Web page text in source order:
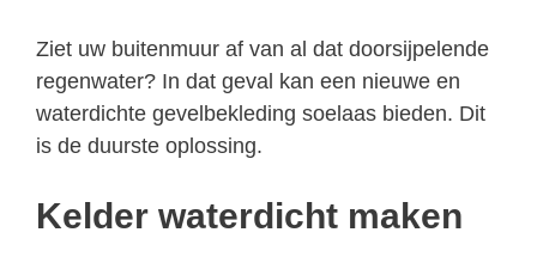
Ziet uw buitenmuur af van al dat doorsijpelende
regenwater? In dat geval kan een nieuwe en
waterdichte gevelbekleding soelaas bieden. Dit
is de duurste oplossing.
Kelder waterdicht maken